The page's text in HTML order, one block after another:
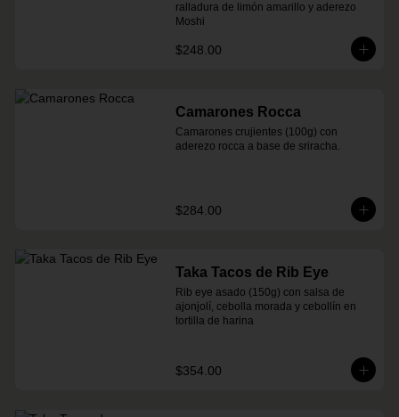
ralladura de limón amarillo y aderezo
Moshi
$248.00
Camarones Rocca
Camarones crujientes (100g) con
aderezo rocca a base de sriracha.
$284.00
Taka Tacos de Rib Eye
Rib eye asado (150g) con salsa de
ajonjolí, cebolla morada y cebollín en
tortilla de harina
$354.00